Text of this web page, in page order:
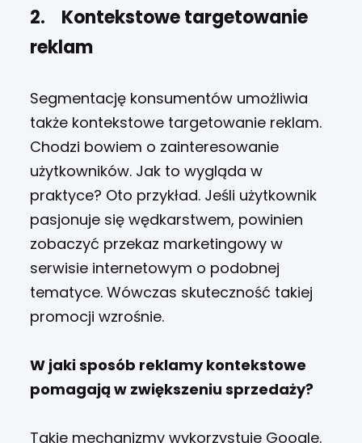
2. Kontekstowe targetowanie
reklam
Segmentację konsumentów umożliwia
także kontekstowe targetowanie reklam.
Chodzi bowiem o zainteresowanie
użytkowników. Jak to wygląda w
praktyce? Oto przykład. Jeśli użytkownik
pasjonuje się wędkarstwem, powinien
zobaczyć przekaz marketingowy w
serwisie internetowym o podobnej
tematyce. Wówczas skuteczność takiej
promocji wzrośnie.
W jaki sposób reklamy kontekstowe
pomagają w zwiększeniu sprzedaży?
Takie mechanizmy wykorzystuje Google.